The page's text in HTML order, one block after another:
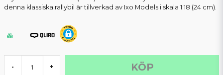
denna klassiska rallybil är tillverkad av Ixo Models i skala 1:18 (24 cm).
- + KÖP